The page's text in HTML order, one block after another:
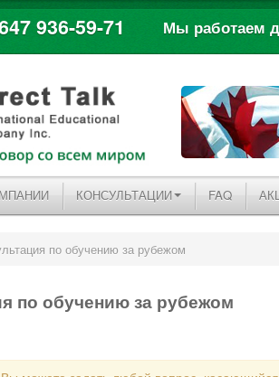
936-59-71 Мы работаем
КОНСУЛЬТАЦИИ FAQ
по обучению за рубежом
по обучению за рубежом